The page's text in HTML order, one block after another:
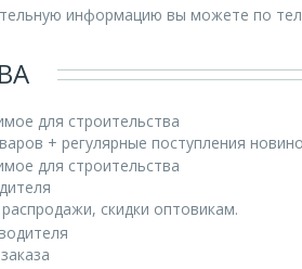
информацию вы можете по
для строительства
+ регулярные поступления
скидки оптовикам.